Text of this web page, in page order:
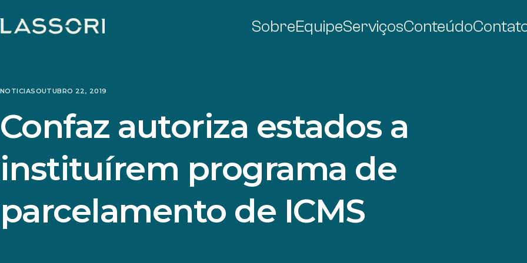
SobreEquipeServiçosConteúdo
NOTICIASOUTUBRO 22, 2019
Confaz autoriza estados a
instituírem programa de
parcelamento de ICMS